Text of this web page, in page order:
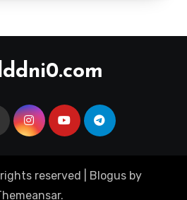
reserved Blogus by
.